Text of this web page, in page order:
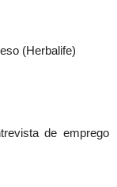
(Herbalife)
de emprego